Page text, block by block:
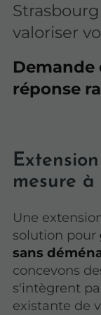
valoriser
Demande
réponse
mesure
Une
solution pour
sans
concevons
s'intègrent
existante de